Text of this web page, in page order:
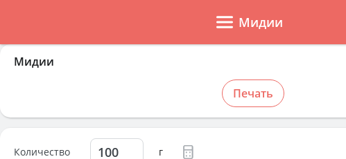
Мидии
Мидии
Печать
Количество г